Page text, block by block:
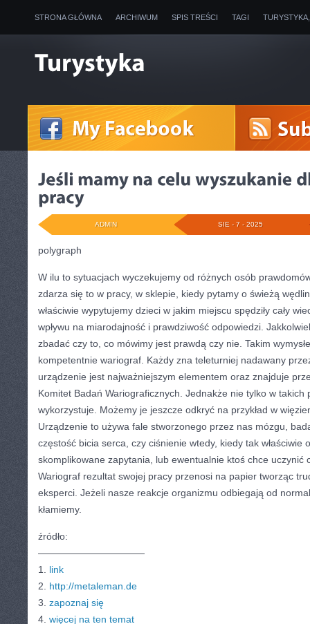
STRONA GŁÓWNA ARCHIWUM SPIS TREŚCI TAGI
SIE - 7 - 2025
ADMIN
polygraph
W ilu to sytuacjach wyczekujemy od różnych osób
zdarza się to w pracy, w sklepie, kiedy pytamy o świeżą
właściwie wypytujemy dzieci w jakim miejscu spędziły cały
wpływu na miarodajność i prawdziwość odpowiedzi.
zbadać czy to, co mówimy jest prawdą czy nie. Takim
kompetentnie wariograf. Każdy zna teleturniej nadawany
urządzenie jest najważniejszym elementem oraz znajduje
Komitet Badań Wariograficznych. Jednakże nie tylko w takich
wykorzystuje. Możemy je jeszcze odkryć na przykład w
Urządzenie to używa fale stworzonego przez nas mózgu,
częstość bicia serca, czy ciśnienie wtedy, kiedy tak właściwie
skomplikowane zapytania, lub ewentualnie ktoś chce uczynić
Wariograf rezultat swojej pracy przenosi na papier tworząc
eksperci. Jeżeli nasze reakcje organizmu odbiegają od
kłamiemy.
źródło:
———————————
1. link
2. http://metaleman.de
3. zapoznaj się
4. więcej na ten temat